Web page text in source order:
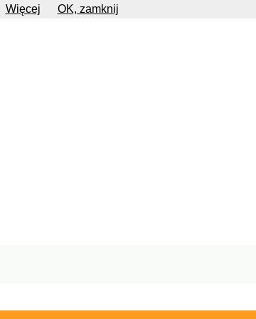
Więcej OK, zamknij